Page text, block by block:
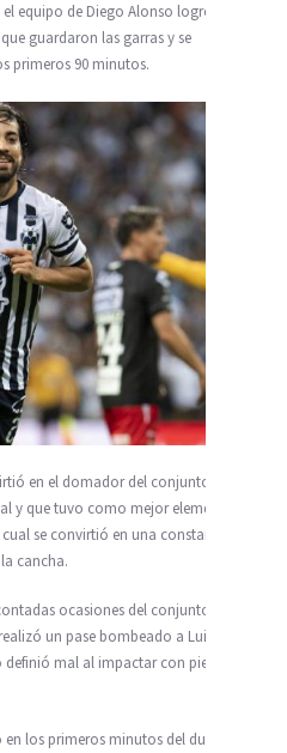
equipo de Diego Alonso logró la
guardaron las garras y se
primeros 90 minutos.
en el domador del conjunto de
y que tuvo como mejor elemento
se convirtió en una constante
cancha.
ocasiones del conjunto de
un pase bombeado a Luis
mal al impactar con pierna
los primeros minutos del duelo, el